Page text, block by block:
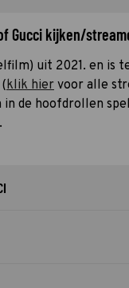
Gucci kijken/
uit 2021. en is
klik hier voor alle
de hoofdrollen